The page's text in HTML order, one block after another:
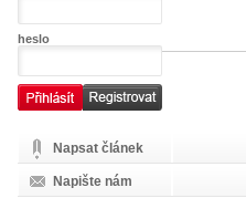
heslo
Napsat článek
Napište nám